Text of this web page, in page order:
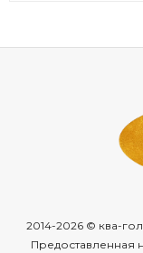
2014-2026 © ква-
Предоставленная